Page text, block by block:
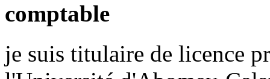
comptable
je suis titulaire de licence